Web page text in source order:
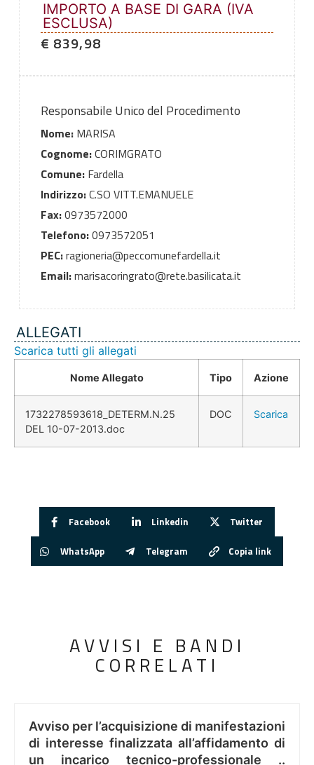
IMPORTO A BASE DI GARA (IVA
ESCLUSA)
€ 839,98
Responsabile Unico del Procedimento
Nome:MARISA
Cognome:CORIMGRATO
Comune:Fardella
Indirizzo:C.SO VITT.EMANUELE
Fax:0973572000
Telefono:0973572051
PEC:ragioneria@peccomunefardella.it
Email:marisacoringrato@rete.basilicata.it
ALLEGATI
Scarica tutti gli allegati
Nome Allegato Tipo Azione
1732278593618_DETERM.N.25
DEL 10-07-2013.doc
DOC Scarica
Facebook Linkedin Twitter
WhatsApp Telegram Copia link
AVVISI E BANDI
CORRELATI
Avviso per l’acquisizione di manifestazioni
di interesse finalizzata all’affidamento di
un incarico tecnico-professionale ..